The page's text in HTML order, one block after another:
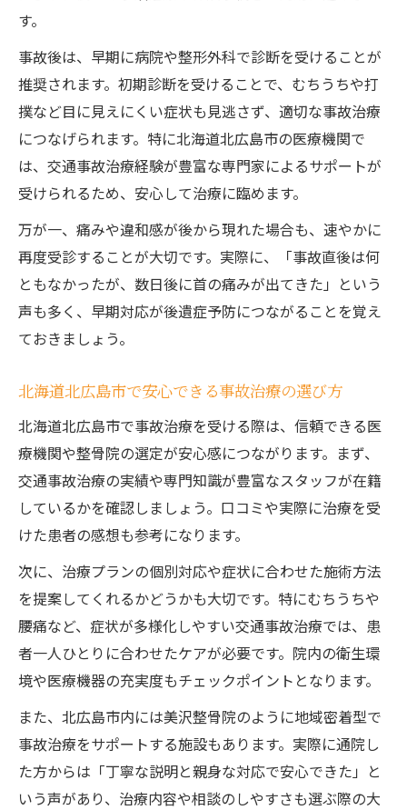
むちうち症状なら事故治療の受け方がカギ
むちうち症状と事故治療の適切な進め方
事故治療でむちうち改善に役立つ施術法
交通事故後のむちうち症状の早期対応が重
要
むちうちと事故治療の通院頻度の考え方
事故治療でむちうち後遺症を予防するには
事故治療費用と保険活用まで徹底解説
事故治療費用のしくみと負担軽減方法
交通事故治療に活用できる自賠責保険の基
事故治療費用と保険請求の流れを解説
北海道北広島市で事故治療費の相談先を紹
介
保険活用で事故治療費が無料になるケース
後遺症予防に役立つ事故治療の基礎知識
事故治療で後遺症を防ぐポイントを解説
交通事故後の事故治療で大切なリハビリ法
事故治療の早期開始が後遺症予防のカギ
北海道北広島市で受けられる事故治療支援
事故治療で後遺症リスクを減らす生活習慣
整形外科と整骨院、事故治療の違いを整理
事故治療で整形外科と整骨院の役割を比較
交通事故後に選ぶべき事故治療施設の特徴
整形外科と整骨院の事故治療サービスの違
す。
事故後は、早期に病院や整形外科で診断を受けることが
推奨されます。初期診断を受けることで、むちうちや打
撲など目に見えにくい症状も見逃さず、適切な事故治療
につなげられます。特に北海道北広島市の医療機関で
は、交通事故治療経験が豊富な専門家によるサポートが
受けられるため、安心して治療に臨めます。
万が一、痛みや違和感が後から現れた場合も、速やかに
再度受診することが大切です。実際に、「事故直後は何
ともなかったが、数日後に首の痛みが出てきた」という
声も多く、早期対応が後遺症予防につながることを覚え
ておきましょう。
北海道北広島市で安心できる事故治療の選び方
北海道北広島市で事故治療を受ける際は、信頼できる医
療機関や整骨院の選定が安心感につながります。まず、
交通事故治療の実績や専門知識が豊富なスタッフが在籍
しているかを確認しましょう。口コミや実際に治療を受
けた患者の感想も参考になります。
次に、治療プランの個別対応や症状に合わせた施術方法
を提案してくれるかどうかも大切です。特にむちうちや
腰痛など、症状が多様化しやすい交通事故治療では、患
者一人ひとりに合わせたケアが必要です。院内の衛生環
境や医療機器の充実度もチェックポイントとなります。
また、北広島市内には美沢整骨院のように地域密着型で
事故治療をサポートする施設もあります。実際に通院し
た方からは「丁寧な説明と親身な対応で安心できた」と
いう声があり、治療内容や相談のしやすさも選ぶ際の大